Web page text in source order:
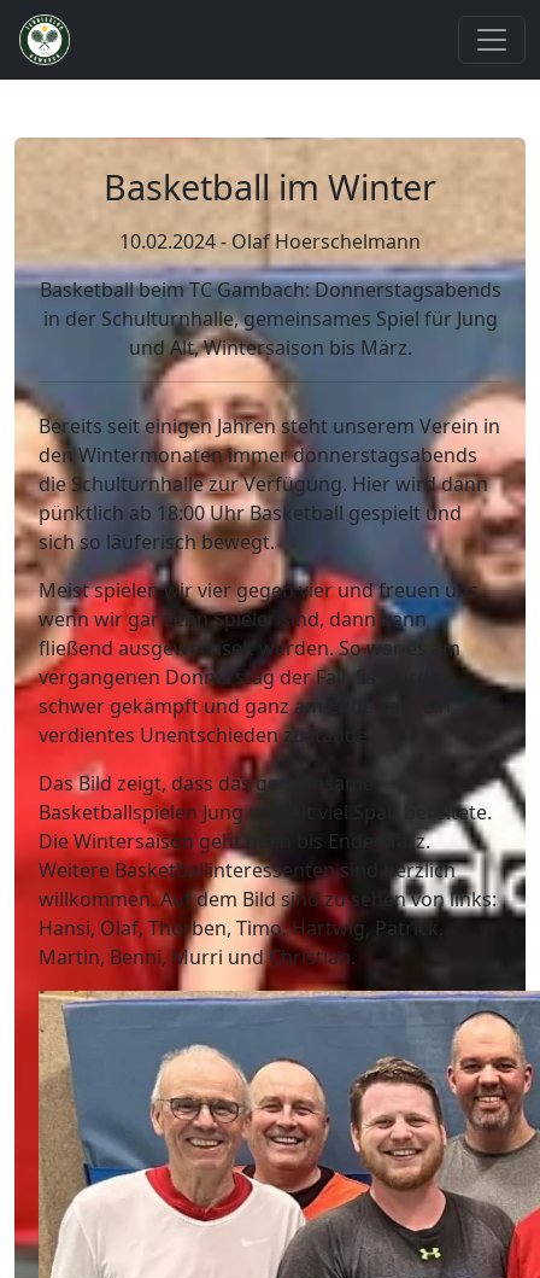
Basketball im Winter
10.02.2024 - Olaf Hoerschelmann
Basketball beim TC Gambach: Donnerstagsabends
in der Schulturnhalle, gemeinsames Spiel für Jung
und Alt, Wintersaison bis März.
Bereits seit einigen Jahren steht unserem Verein in
den Wintermonaten immer donnerstagsabends
die Schulturnhalle zur Verfügung. Hier wird dann
pünktlich ab 18:00 Uhr Basketball gespielt und
sich so läuferisch bewegt.
Meist spielen wir vier gegen vier und freuen uns,
wenn wir gar zehn Spieler sind, dann kann
fließend ausgewechselt werden. So war es am
vergangenen Donnerstag der Fall. Es wurde
schwer gekämpft und ganz am Ende kam ein
verdientes Unentschieden zustande.
Das Bild zeigt, dass das gemeinsame
Basketballspielen Jung und Alt viel Spaß bereitete.
Die Wintersaison geht noch bis Ende März.
Weitere Basketballinteressenten sind herzlich
willkommen. Auf dem Bild sind zu sehen von links:
Hansi, Olaf, Thorben, Timo, Hartwig, Patrick,
Martin, Benni, Murri und Christian.